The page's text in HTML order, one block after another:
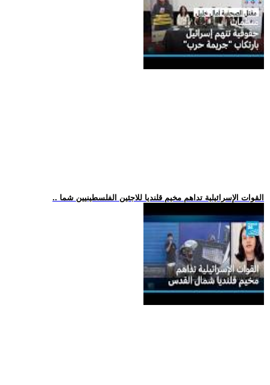
.. القوات الإسرائيلية تداهم مخيم قلنديا للاجئين الفلسطينيين شما